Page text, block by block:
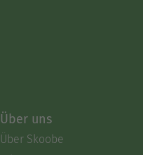
Über uns
Über Skoobe